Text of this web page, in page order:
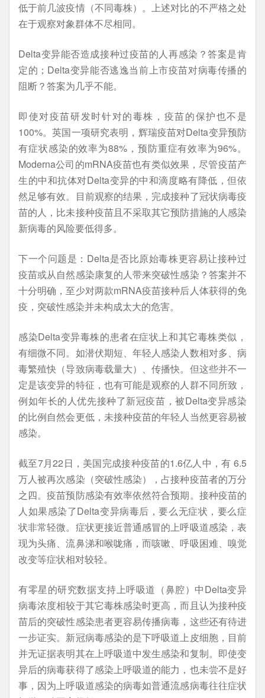
低于前几波疫情（不同毒株）。上述对比的不严格之处
在于观察对象群体不尽相同。
Delta变异能否造成接种过疫苗的人再感染？答案是肯
定的；Delta变异能否逃逸当前上市疫苗对病毒传播的
阻断？答案为几乎不能。
即使对疫苗研发时针对的毒株，疫苗的保护也不是
100%。英国一项研究表明，辉瑞疫苗对Delta变异预防
有症状感染的效率为88%，预防重症有效率为96%。
Moderna公司的mRNA疫苗也有类似效果，尽管疫苗产
生的中和抗体对Delta变异的中和滴度略有降低，但依
然足够有效。目前观察的结果，完成接种了冠状病毒疫
苗的人，比未接种疫苗且不采取其它预防措施的人感染
新病毒的风险要低得多。
下一个问题是：Delta是否比原始毒株更容易让接种过
疫苗或从自然感染康复的人带来突破性感染？答案并不
十分明确，至少对两款mRNA疫苗接种后人体获得的免
疫，突破性感染并未构成太大的危害。
感染Delta变异毒株的患者在症状上和其它毒株类似，
有细微不同。如潜伏期短、年轻人感染人数相对多、病
毒繁殖快（导致病毒载量大）、传播快。但这些并不一
定是该变异的特征，也有可能是观察的人群不同所致，
例如年长的人优先接种了新冠疫苗，被Delta变异感染
的比例自然会更低，未接种疫苗的年轻人当然更容易被
感染。
截至7月22日，美国完成接种疫苗的1.6亿人中，有 6.5
万人被再次感染（突破性感染），占接种疫苗者的万分
之四。疫苗预防感染有效率依然符合预期。接种疫苗的
人如果感染了Delta变异病毒后，要么无症状，要么症
状非常轻微。症状更接近普通感冒的上呼吸道感染，表
现为头痛、流鼻涕和喉咙痛，而咳嗽、呼吸困难、嗅觉
改变等症状相对较轻。
有零星的研究数据支持上呼吸道（鼻腔）中Delta变异
病毒浓度相较于其它毒株感染时更高，而且认为接种疫
苗后的突破性感染患者更容易传播病毒，这些还有待进
一步证实。新冠病毒感染的是下呼吸道上皮细胞，目前
并无证据表明其在上呼吸道中发生感染和复制。即使变
异后的病毒获得了感染上呼吸道的能力，也未尝不是好
事，因为上呼吸道感染的病毒如普通流感病毒往往症状